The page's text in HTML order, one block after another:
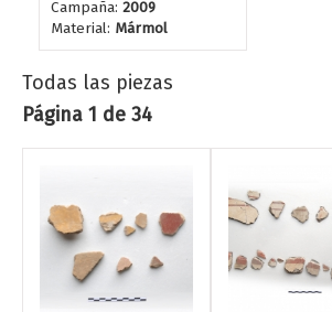
Campaña: 2009
Material: Mármol
Todas las piezas
Página 1 de 34